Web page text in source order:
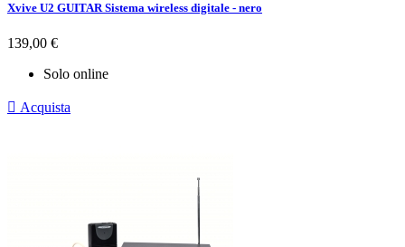
Xvive U2 GUITAR Sistema wireless digitale - nero
Prezzo
139,00 €
Solo online
 Acquista